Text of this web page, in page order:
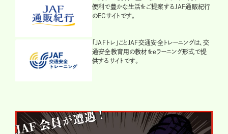
便利で豊かな生活をご提案するJAF通販紀行
のECサイトです。
「JAFトレ」ことJAF交通安全トレーニングは、交
通安全教育用の教材をeラーニング形式で提
供するサイトです。